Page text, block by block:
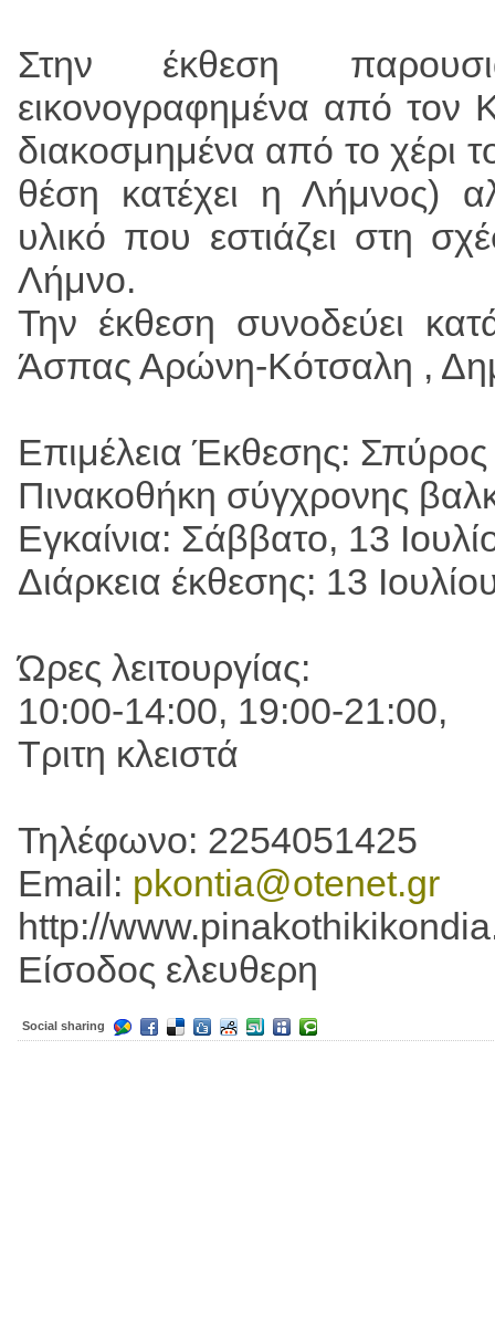
Στην έκθεση
εικονογραφημένα από τον
διακοσμημένα από το χέρι
θέση κατέχει η Λήμνος)
υλικό που εστιάζει στη
Λήμνο.
Την έκθεση συνοδεύει
Άσπας Αρώνη-Κότσαλη ,
Επιμέλεια Έκθεσης:
Πινακοθήκη σύγχρονης
Εγκαίνια: Σάββατο, 13
Διάρκεια έκθεσης: 13
Ώρες λειτουργίας:
10:00-14:00, 19:00-21:00,
Τριτη κλειστά
Τηλέφωνο: 2254051425
Email: pkontia@otenet.gr
http://
Είσοδος ελευθερη
Social sharing